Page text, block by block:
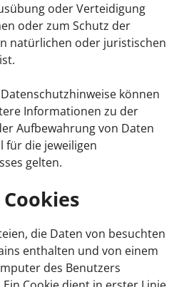
oder Verteidigung
oder zum Schutz der
natürlichen oder juristischen
können
Informationen zu der
Aufbewahrung von Daten
für die jeweiligen
gelten.
die Daten von besuchten
enthalten und von einem
des Benutzers